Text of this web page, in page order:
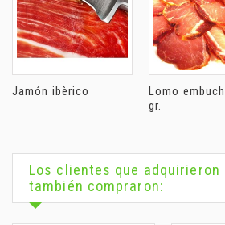
Jamón ibèrico
Lomo
gr.
Los clientes que
también compraron: